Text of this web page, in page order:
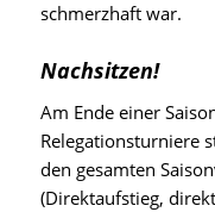
schmerzhaft war.
Nachsitzen!
Am Ende einer
Relegationsturniere
den gesamten
(Direktaufstieg,